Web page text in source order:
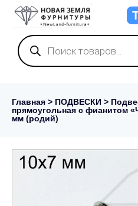
Поиск
товаров
Главная > ПОДВЕСКИ >
прямоугольная с фианитом
мм (родий)